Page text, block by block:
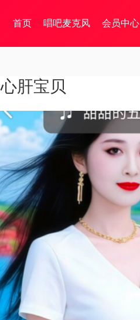
首页 唱吧麦克风 会员中心
心肝宝贝